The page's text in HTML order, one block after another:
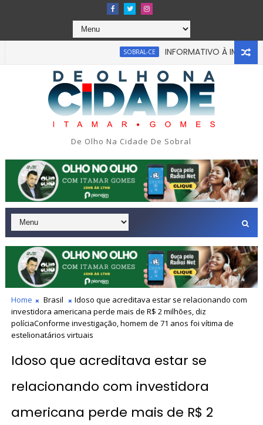
SOBRAL-CE INFORMATIVO À IMPRENSA
De Olho Na Cidade De Sobral
Home Brasil
Idoso que acreditava estar se relacionando com
investidora americana perde mais de R$ 2 milhões, diz
políciaConforme investigação, homem de 71 anos foi vítima de
estelionatários virtuais
Idoso que acreditava estar se
relacionando com investidora
americana perde mais de R$ 2